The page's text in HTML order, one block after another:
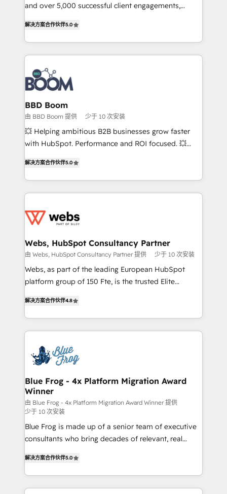
and achieve a unified, data-driven approach to
and over 5,000 successful client engagements,
measurable, scalable growth. From onboarding to
enterprise-grade campaigns, our in-house team
builds scalable strategies that drive long-term
revenue. ⚙️ HubSpot Integration & Optimization •
Seamless CRM, CMS, and automation setup •
Complex platform migrations and data cleanups •
Custom APIs and third-party integrations 📈 End-to-
End Revenue Acceleration • Lifecycle marketing and
pipeline growth programs • Sales enablement tools
and CRM optimization • Retention strategies with
Execution • 750+ onboardings and 2,000+
implementations • Deep expertise across marketing,
解决方案合作伙伴5.0
BBD Boom
由 BBD Boom 提供 少于 10 次安装
💥 Helping ambitious B2B businesses grow faster
with HubSpot. Performance and ROI focused. 💥
to HubSpot Better. We work with your teams to
solve all your HubSpot challenges and improve user
adoption, sales process and marketing results.
the first time 🔧 Designing and optimising your
and build using HubSpot 🔌 Integrating HubSpot
with other systems 🎓 Training your teams to be
HubSpot pros 📊 Lead generation services using
HubSpot Why us? - SIX HubSpot Accreditations -
CRM, Solutions Architecture, Onboarding , Data
Migration, Custom Integration & Platform
team of 25+ experts Contact us today to help you
get more from your investment in HubSpot.
解决方案合作伙伴5.0
Webs, HubSpot Consultancy Partner
由 Webs, HubSpot Consultancy Partner 提供 少于 10 次安装
Webs, as part of the leading European HubSpot
platform group of 150 Fte, is the trusted Elite
maximizing EBITDA and achieving Commercial
Excellence. With our targeted processes, we
strengthen your digital transformation and minimize
Implementation partner, we provide expertise to
drive your business forward. Since 2015 we are fully
dedicated to HubSpot and with an experienced
team (50+), we work with reputable companies in
B2B sectors such as manufacturing, SaaS and
business services. We prepare a customized
business case that demonstrates the value and
impact of your digital transformation, including a
believe in the power of partnership. Together, we
embark on a transformational journey that sets your
解决方案合作伙伴4.8
Blue Frog - 4x Platform Migration Award
Winner
由 Blue Frog - 4x Platform Migration Award Winner 提供
少于 10 次安装
Blue Frog is made up of a senior team of executive
consultants who bring decades of relevant, real
Frog is a top, trusted partner in HubSpot's
ecosystem for a reason. Their team brings over a
decade of experience to the table, along with deep
解决方案合作伙伴5.0